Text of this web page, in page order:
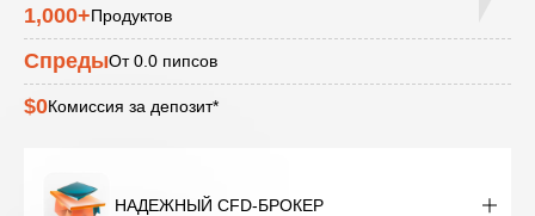
1,000+Продуктов
СпредыОт 0.0 пипсов
$0Комиссия за депозит*
НАДЕЖНЫЙ CFD-БРОКЕР